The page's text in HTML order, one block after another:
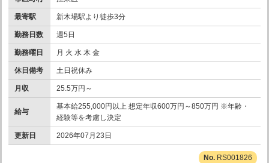
最寄駅 新木場駅より徒歩3分
勤務日数 週5日
勤務曜日 月 火 水 木 金
休日備考 土日祝休み
月収 25.5万円～
給与
基本給255,000円以上 想定年収600万円～850万円 ※年齢・
経験等を考慮し決定
更新日 2026年07月23日
RS001826